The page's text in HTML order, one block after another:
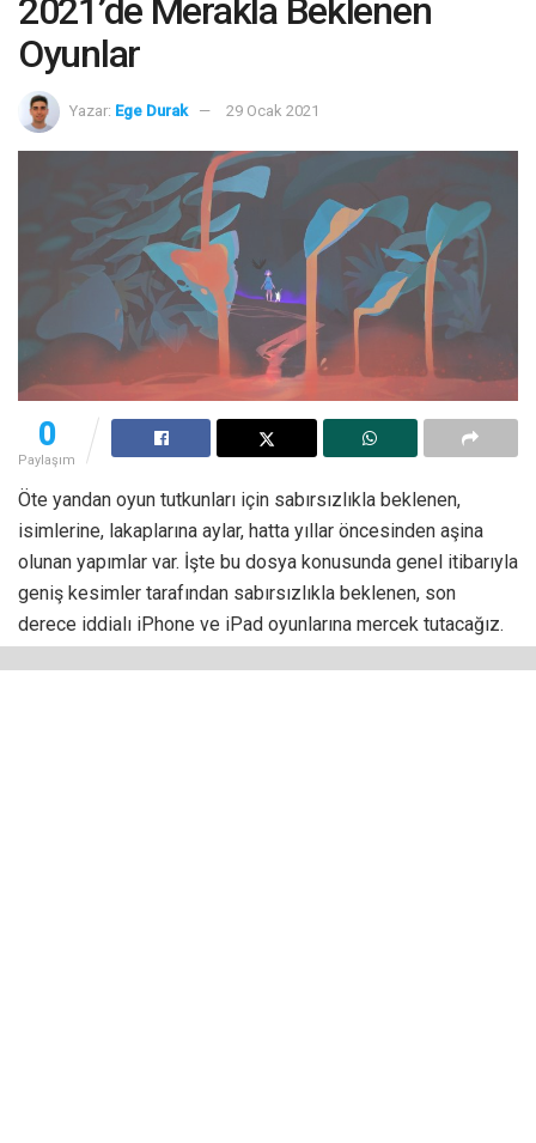
2021’de Merakla Beklenen
Oyunlar
Yazar: Ege Durak 29 Ocak 2021
0
Paylaşım
Öte yandan oyun tutkunları için sabırsızlıkla beklenen,
isimlerine, lakaplarına aylar, hatta yıllar öncesinden aşina
olunan yapımlar var. İşte bu dosya konusunda genel itibarıyla
geniş kesimler tarafından sabırsızlıkla beklenen, son
derece iddialı iPhone ve iPad oyunlarına mercek tutacağız.
The Blind Prophet